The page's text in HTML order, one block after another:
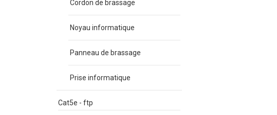
Cordon de brassage
Noyau informatique
Panneau de brassage
Prise informatique
Cat5e - ftp